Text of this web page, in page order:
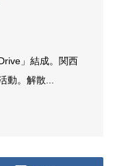
」結成。関西
動。解散...